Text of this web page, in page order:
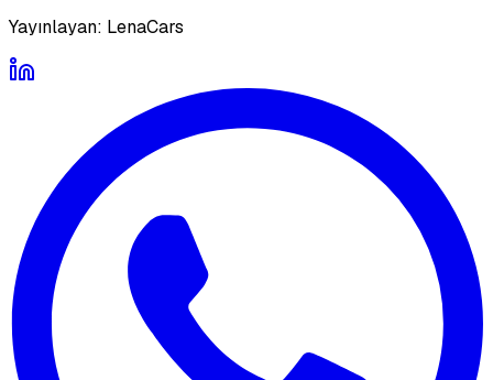
Yayınlayan: LenaCars